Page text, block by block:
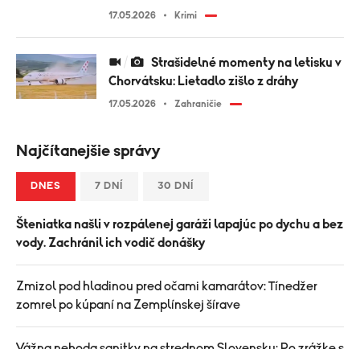
17.05.2026 Krimi
Chorvátsku: Lietadlo zišlo z dráhy
17.05.2026 Zahraničie
Najčítanejšie správy
DNES 7 DNÍ 30 DNÍ
Šteniatka našli v rozpálenej garáži lapajúc po dychu a bez
vody. Zachránil ich vodič donášky
Zmizol pod hladinou pred očami kamarátov: Tínedžer
zomrel po kúpaní na Zemplínskej šírave